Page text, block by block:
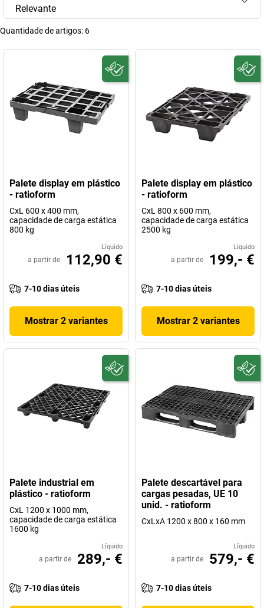
Relevante
Quantidade de artigos: 6
Palete display em plástico
- ratioform
CxL 600 x 400 mm,
capacidade de carga estática
800 kg
Líquido
a partir de 112,90 €
7-10 dias úteis
Mostrar 2 variantes
Palete display em plástico
- ratioform
CxL 800 x 600 mm,
capacidade de carga estática
2500 kg
Líquido
a partir de 199,- €
7-10 dias úteis
Mostrar 2 variantes
Palete industrial em
plástico - ratioform
CxL 1200 x 1000 mm,
capacidade de carga estática
1600 kg
Líquido
a partir de 289,- €
7-10 dias úteis
Palete descartável para
cargas pesadas, UE 10
unid. - ratioform
CxLxA 1200 x 800 x 160 mm
Líquido
a partir de 579,- €
7-10 dias úteis